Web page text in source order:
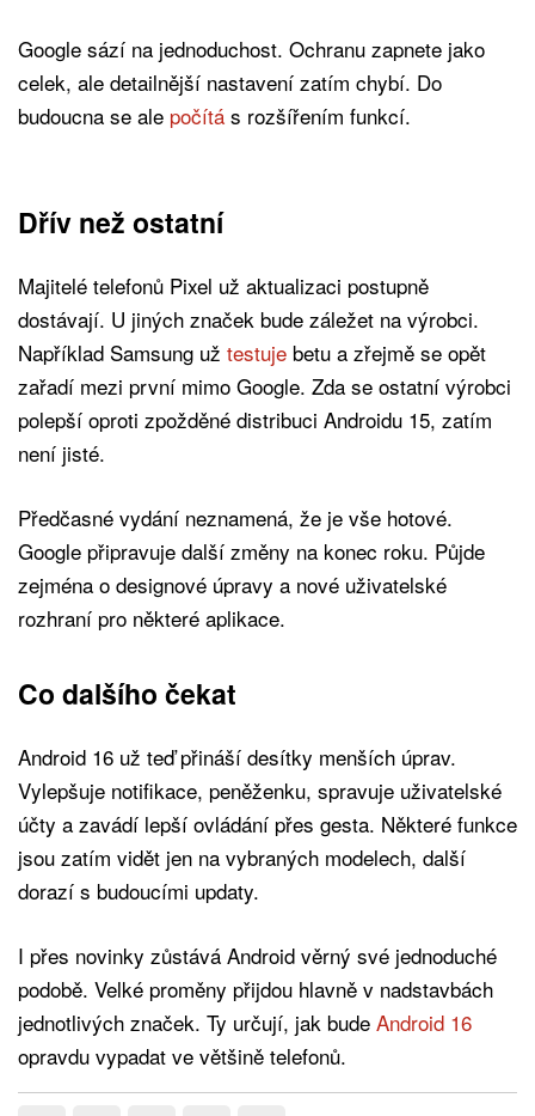
Google sází na jednoduchost. Ochranu zapnete jako
celek, ale detailnější nastavení zatím chybí. Do
budoucna se ale počítá s rozšířením funkcí.
Dřív než ostatní
Majitelé telefonů Pixel už aktualizaci postupně
dostávají. U jiných značek bude záležet na výrobci.
Například Samsung už testuje betu a zřejmě se opět
zařadí mezi první mimo Google. Zda se ostatní výrobci
polepší oproti zpožděné distribuci Androidu 15, zatím
není jisté.
Předčasné vydání neznamená, že je vše hotové.
Google připravuje další změny na konec roku. Půjde
zejména o designové úpravy a nové uživatelské
rozhraní pro některé aplikace.
Co dalšího čekat
Android 16 už teď přináší desítky menších úprav.
Vylepšuje notifikace, peněženku, spravuje uživatelské
účty a zavádí lepší ovládání přes gesta. Některé funkce
jsou zatím vidět jen na vybraných modelech, další
dorazí s budoucími updaty.
I přes novinky zůstává Android věrný své jednoduché
podobě. Velké proměny přijdou hlavně v nadstavbách
jednotlivých značek. Ty určují, jak bude Android 16
opravdu vypadat ve většině telefonů.